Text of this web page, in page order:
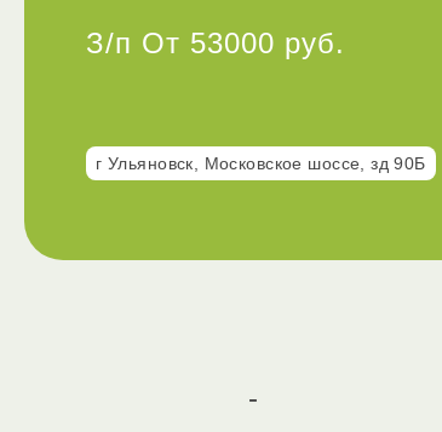
З/п От 53000 руб.
г Ульяновск, Московское шоссе, зд 90Б
-